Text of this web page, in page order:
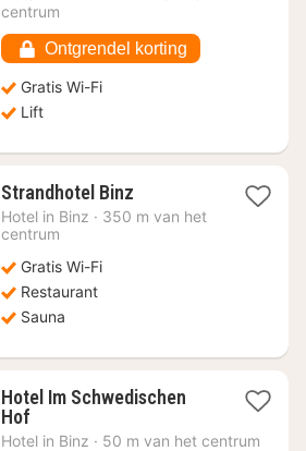
centrum
Ontgrendel korting
Gratis Wi-Fi
Lift
Strandhotel Binz1
nacht
Hotel in Binz · 350 m van het
centrum
Gratis Wi-Fi
Restaurant
Sauna
Hotel Im Schwedischen
Hof1
nacht
Hotel in Binz · 50 m van het centrum